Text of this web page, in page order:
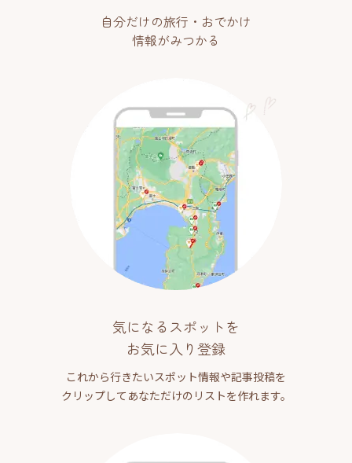
自分だけの旅行・おでかけ
情報がみつかる
気になるスポットを
お気に入り登録
これから行きたいスポット情報や記事投稿を
クリップしてあなただけのリストを作れます。